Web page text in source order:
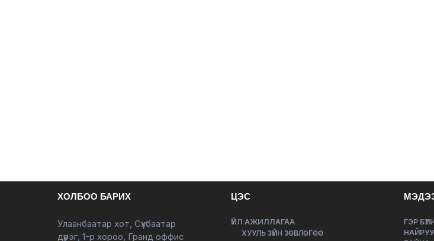
ХОЛБОО БАРИХ
Улаанбаатар хот, Сүхбаатар
дүүрэг, 1-р хороо, Гранд оффис
ЦЭС
ҮЙЛ АЖИЛЛАГАА
ХУУЛЬ ЗҮЙН ЗӨВЛӨГӨӨ
ГЭР